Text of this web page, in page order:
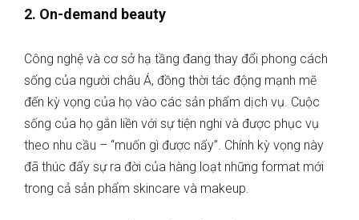
2. On-demand beauty
Công nghệ và cơ sở hạ tầng đang thay đổi phong cách
sống của người châu Á, đồng thời tác động mạnh mẽ
đến kỳ vọng của họ vào các sản phẩm dịch vụ. Cuộc
sống của họ gắn liền với sự tiện nghi và được phục vụ
theo nhu cầu – “muốn gì được nấy”. Chính kỳ vọng này
đã thúc đẩy sự ra đời của hàng loạt những format mới
trong cả sản phẩm skincare và makeup.